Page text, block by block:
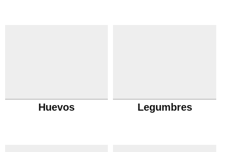
Huevos Legumbres